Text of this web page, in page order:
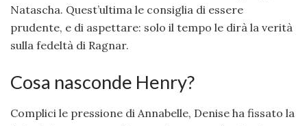
Natascha. Quest’ultima le consiglia di essere
prudente, e di aspettare: solo il tempo le dirà la verità
sulla fedeltà di Ragnar.
Cosa nasconde Henry?
Complici le pressione di Annabelle, Denise ha fissato la